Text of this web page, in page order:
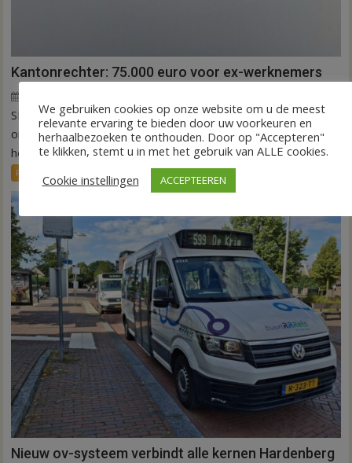
Kantonrechter: 75.000 euro voor ex-werknemers
Kantonrechter:
75.000
euro
SLAGHAREN – De rechtbank Overijssel heeft een
onderneming uit Slagharen (ROOT Painting) veroordeeld tot
het betalen...
FRONTPAGE
Nieuw ov-systeem verbindt alle kernen Hardenberg
We gebruiken cookies op onze website om u de meest
relevante ervaring te bieden door uw voorkeuren en
herhaalbezoeken te onthouden. Door op "Accepteren"
te klikken, stemt u in met het gebruik van ALLE cookies.
Cookie instellingen
ACCEPTEEREN